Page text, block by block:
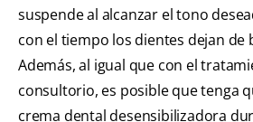
suspende al alcanzar el tono
con el tiempo los dientes dejan de
Además, al igual que con el
consultorio, es posible que tenga
crema dental desensibilizadora